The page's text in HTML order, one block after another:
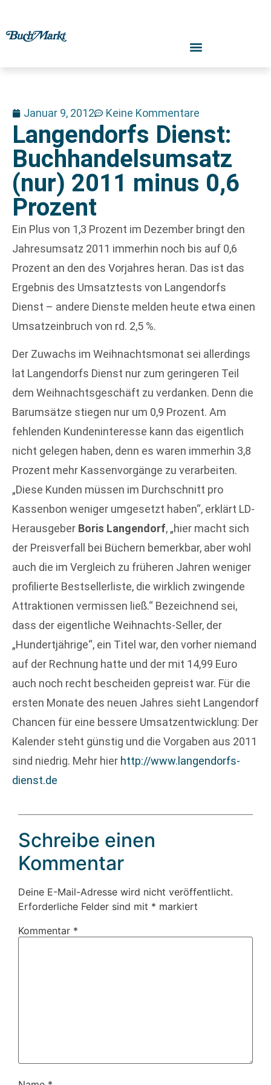
Januar 9, 2012 Keine Kommentare
Langendorfs Dienst:
Buchhandelsumsatz
(nur) 2011 minus 0,6
Prozent
Ein Plus von 1,3 Prozent im Dezember bringt den
Jahresumsatz 2011 immerhin noch bis auf 0,6
Prozent an den des Vorjahres heran. Das ist das
Ergebnis des Umsatztests von Langendorfs
Dienst – andere Dienste melden heute etwa einen
Umsatzeinbruch von rd. 2,5 %.
Der Zuwachs im Weihnachtsmonat sei allerdings
lat Langendorfs Dienst nur zum geringeren Teil
dem Weihnachtsgeschäft zu verdanken. Denn die
Barumsätze stiegen nur um 0,9 Prozent. Am
fehlenden Kundeninteresse kann das eigentlich
nicht gelegen haben, denn es waren immerhin 3,8
Prozent mehr Kassenvorgänge zu verarbeiten.
„Diese Kunden müssen im Durchschnitt pro
Kassenbon weniger umgesetzt haben“, erklärt LD-
Herausgeber Boris Langendorf, „hier macht sich
der Preisverfall bei Büchern bemerkbar, aber wohl
auch die im Vergleich zu früheren Jahren weniger
profilierte Bestsellerliste, die wirklich zwingende
Attraktionen vermissen ließ.“ Bezeichnend sei,
dass der eigentliche Weihnachts-Seller, der
„Hundertjährige“, ein Titel war, den vorher niemand
auf der Rechnung hatte und der mit 14,99 Euro
auch noch recht bescheiden gepreist war. Für die
ersten Monate des neuen Jahres sieht Langendorf
Chancen für eine bessere Umsatzentwicklung: Der
Kalender steht günstig und die Vorgaben aus 2011
sind niedrig. Mehr hier http://www.langendorfs-
dienst.de
Schreibe einen
Kommentar
Deine E-Mail-Adresse wird nicht veröffentlicht.
Erforderliche Felder sind mit * markiert
Kommentar *